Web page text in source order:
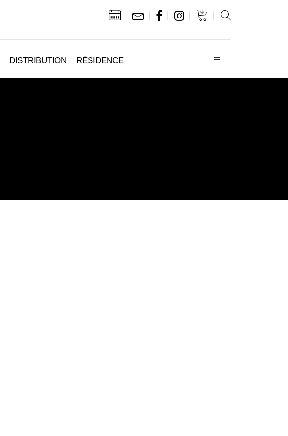
DISTRIBUTION RÉSIDENCE